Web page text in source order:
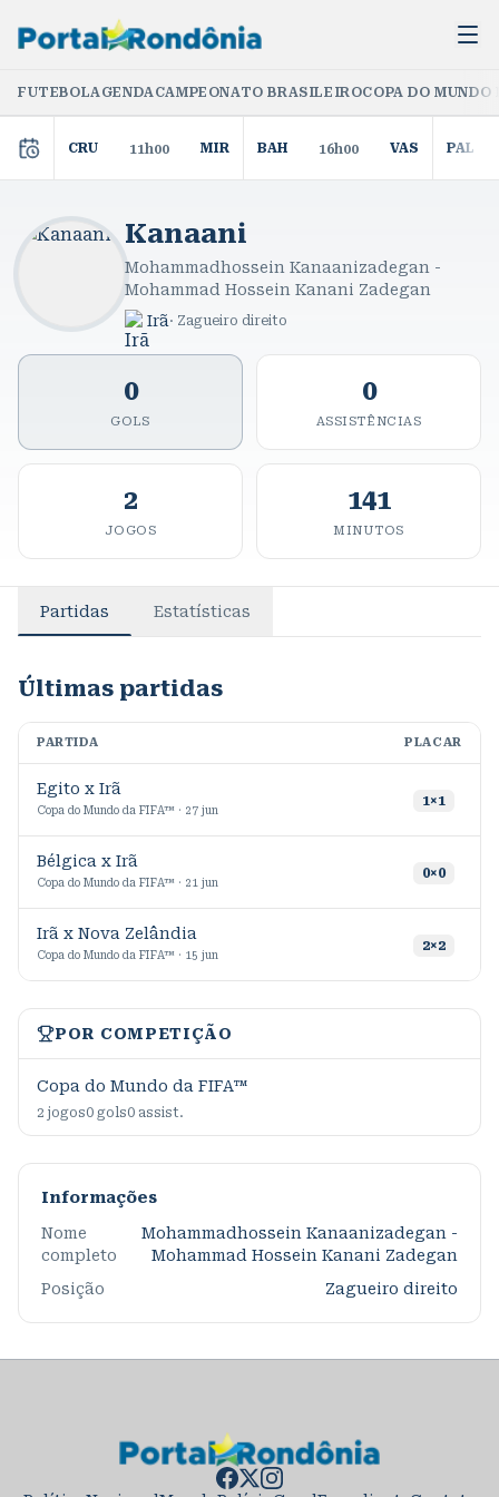
FUTEBOLAGENDACAMPEONATO BRASILEIROCOPA DO
CRU 11h00 MIR BAH 16h00 VAS PAL
Kanaani
Mohammadhossein Kanaanizadegan -
Mohammad Hossein Kanani Zadegan
Irã · Zagueiro direito
0
GOLS
0
ASSISTÊNCIAS
2
JOGOS
141
MINUTOS
Partidas Estatísticas
Últimas partidas
PARTIDA PLACAR
Egito x Irã
Copa do Mundo da FIFA™ · 27 jun
1×1
Bélgica x Irã
Copa do Mundo da FIFA™ · 21 jun
0×0
Irã x Nova Zelândia
Copa do Mundo da FIFA™ · 15 jun
2×2
POR COMPETIÇÃO
Copa do Mundo da FIFA™
2 jogos0 gols0 assist.
Informações
Nome
completo
Mohammadhossein Kanaanizadegan -
Mohammad Hossein Kanani Zadegan
Posição
Zagueiro direito